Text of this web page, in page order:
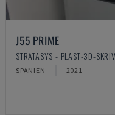
J55 PRIME
STRATASYS - PLAST-3D-
SPANIEN 2021